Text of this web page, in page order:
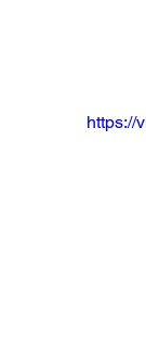
https://